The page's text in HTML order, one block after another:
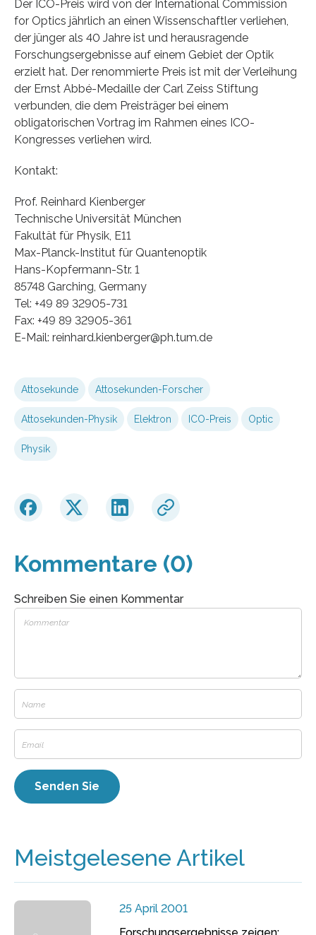
Der ICO-Preis wird von der International Commission
for Optics jährlich an einen Wissenschaftler verliehen,
der jünger als 40 Jahre ist und herausragende
Forschungsergebnisse auf einem Gebiet der Optik
erzielt hat. Der renommierte Preis ist mit der Verleihung
der Ernst Abbé-Medaille der Carl Zeiss Stiftung
verbunden, die dem Preisträger bei einem
obligatorischen Vortrag im Rahmen eines ICO-
Kongresses verliehen wird.
Kontakt:
Prof. Reinhard Kienberger
Technische Universität München
Fakultät für Physik, E11
Max-Planck-Institut für Quantenoptik
Hans-Kopfermann-Str. 1
85748 Garching, Germany
Tel: +49 89 32905-731
Fax: +49 89 32905-361
E-Mail: reinhard.kienberger@ph.tum.de
Attosekunde Attosekunden-Forscher
Attosekunden-Physik Elektron ICO-Preis Optic
Physik
Kommentare (0)
Schreiben Sie einen Kommentar
Meistgelesene Artikel
25 April 2001
Forschungsergebnisse zeigen: